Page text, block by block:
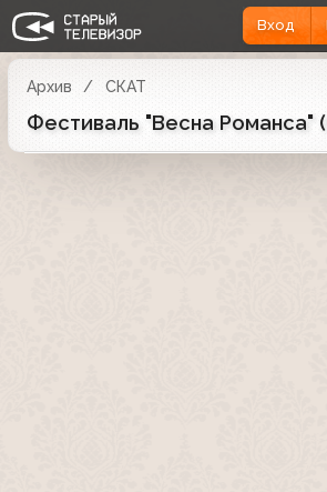
Вход
Архив СКАТ
Фестиваль "Весна Романса"